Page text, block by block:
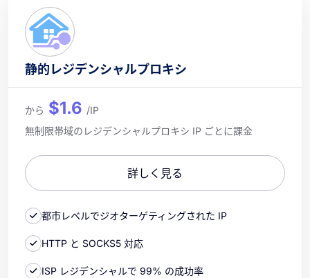
静的レジデンシャルプロキシ
から $1.6 /IP
無制限帯域のレジデンシャルプロキシ IP ごとに課金
詳しく見る
都市レベルでジオターゲティングされた IP
HTTP と SOCKS5 対応
ISP レジデンシャルで 99% の成功率